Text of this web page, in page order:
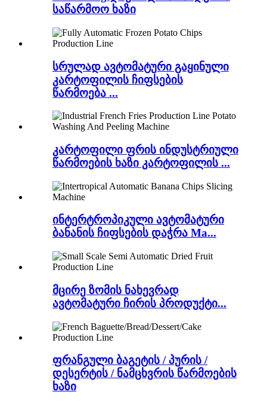
საწარმოო ხაზი
სრულად ავტომატური გაყინული
კარტოფილის ჩიფსების
წარმოება ...
კარტოფილი ფრის ინდუსტრიული
წარმოების ხაზი კარტოფილის ...
ინტერტროპიკული ავტომატური
ბანანის ჩიფსების დაჭრა Ma...
მცირე ზომის ნახევრად
ავტომატური ჩირის პროდუქტი...
ფრანგული ბაგეტის / პურის /
დესერტის / ნამცხვრის წარმოების
ხაზი